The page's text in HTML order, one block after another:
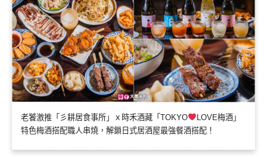
老饕激推「彡耕居食事所」ｘ時禾酒藏「TOKYO
LOVE梅酒」
特色梅酒搭配職人串燒，解鎖日式居酒屋最強餐酒搭配！